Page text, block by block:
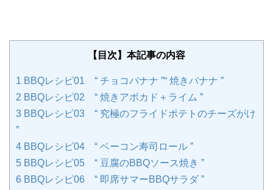
【目次】本記事の内容
1 BBQレシピ01 “ チョコバナナ ”“ 焼きバナナ ”
2 BBQレシピ02 “ 焼きアボカド＋ライム ”
3 BBQレシピ03 “ 究極のフライドポテトのチーズがけ
”
4 BBQレシピ04 “ ベーコン寿司ロール ”
5 BBQレシピ05 “ 豆腐のBBQソース焼き ”
6 BBQレシピ06 “ 即席サマーBBQサラダ ”